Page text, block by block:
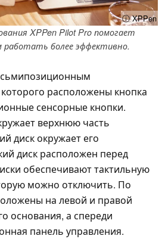
ⓘ XPPen
XPPen Pilot Pro помогает
работать более эффективно.
расположены кнопка
сенсорные кнопки.
верхнюю часть
диск окружает его
диск расположен перед
обеспечивают тактильную
можно отключить. По
на левой и правой
основания, а спереди
панель управления.